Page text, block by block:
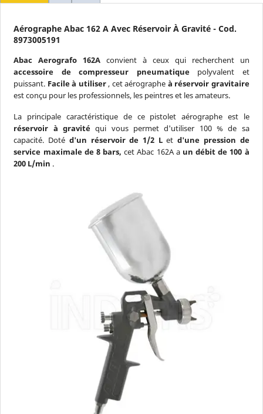
Aérographe Abac 162 A Avec Réservoir À Gravité - Cod.
8973005191
Abac Aerografo 162A convient à ceux qui recherchent un
accessoire de compresseur pneumatiquepolyvalent et
puissant. Facile à utiliser, cet aérographe à réservoir gravitaire
est conçu pour les professionnels, les peintres et les amateurs.
La principale caractéristique de ce pistolet aérographe est le
réservoir à gravité qui vous permet d'utiliser 100 % de sa
capacité. Doté d'un réservoir de 1/2 Letd'une pression de
service maximale de 8 bars, cet Abac 162A a un débit de 100 à
200 L/min .